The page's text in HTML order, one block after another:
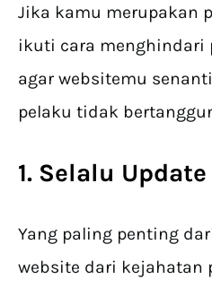
Jika kamu merupakan
ikuti cara
agar websitemu
pelaku tidak
1. Selalu
Yang paling penting
website dari kejahatan